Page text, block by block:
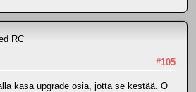
RC
#105
kasa upgrade osia, jotta se kestää. O